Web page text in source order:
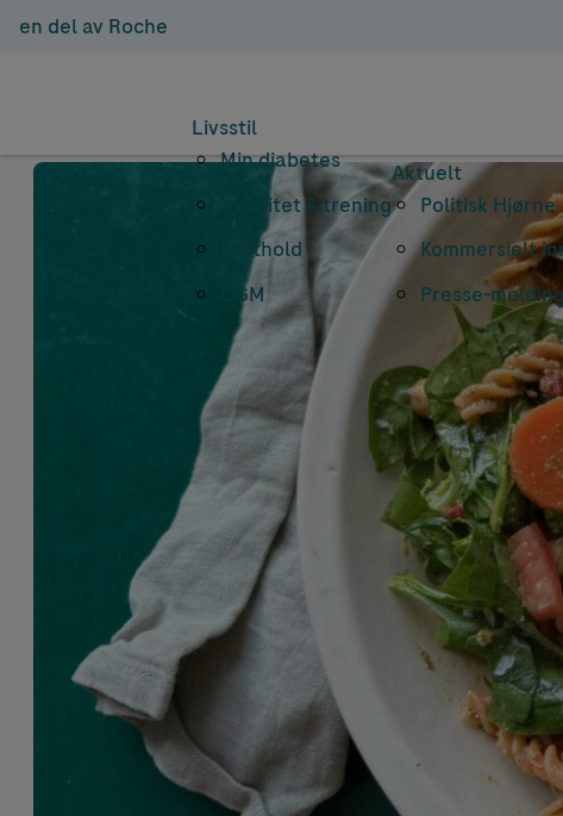
en del av Roche
Livsstil
Min diabetes
Aktivitet & trening
Kosthold
CGM
Aktuelt
Politisk Hjørne
Kommersielt
Presse-